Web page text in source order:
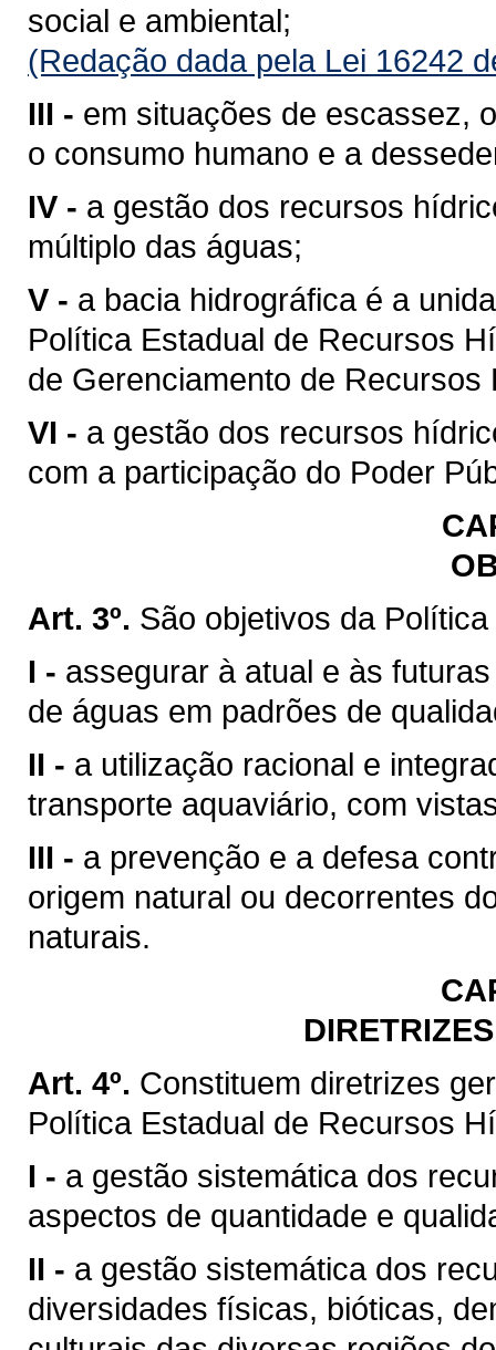
social e ambiental;
(Redação dada pela Lei 16242
III - em situações de escassez,
o consumo humano e a
IV - a gestão dos recursos
múltiplo das águas;
V - a bacia hidrográfica é a
Política Estadual de Recursos
de Gerenciamento de Recursos
VI - a gestão dos recursos
com a participação do Poder
Art. 3º. São objetivos da
I - assegurar à atual e às
de águas em padrões de
II - a utilização racional e
transporte aquaviário, com
III - a prevenção e a defesa
origem natural ou decorrentes
naturais.
Art. 4º. Constituem diretrizes
Política Estadual de Recursos
I - a gestão sistemática dos
aspectos de quantidade e
II - a gestão sistemática dos
diversidades físicas, bióticas,